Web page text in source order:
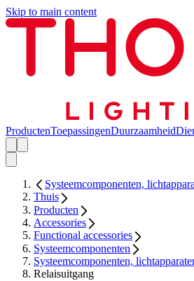
Skip to main content
ProductenToepassingenDuurzaamheid
Systeemcomponenten,
Thuis
Producten
Accessories
Functional accessories
Systeemcomponenten
Systeemcomponenten,
Relaisuitgang